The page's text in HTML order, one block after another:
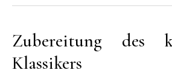
Zubereitung des
Klassikers